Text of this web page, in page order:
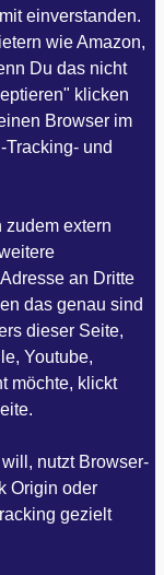
einverstanden.
wie Amazon,
Du das nicht
klicken
Browser im
Tracking- und
zudem extern
an Dritte
das genau sind
dieser Seite,
Youtube,
möchte, klickt
nutzt Browser-
Origin oder
gezielt